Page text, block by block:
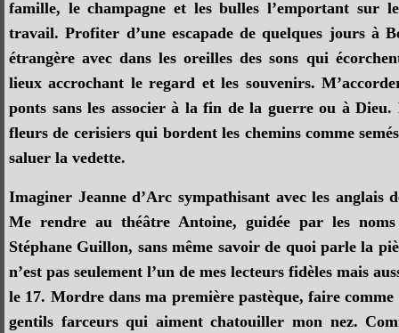
famille, le champagne et les bulles l’emportant sur
travail. Profiter d’une escapade de quelques jours à
étrangère avec dans les oreilles des sons qui
lieux accrochant le regard et les souvenirs.
ponts sans les associer à la fin de la guerre ou à Dieu.
fleurs de cerisiers qui bordent les chemins comme
saluer la vedette.
Imaginer Jeanne d’Arc sympathisant avec les anglais
Me rendre au théâtre Antoine, guidée par les
Stéphane Guillon, sans même savoir de quoi parle la
n’est pas seulement l’un de mes lecteurs fidèles mais
le 17. Mordre dans ma première pastèque, faire comme
gentils farceurs qui aiment chatouiller mon nez.